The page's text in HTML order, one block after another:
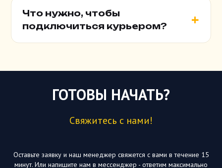
Что нужно, чтобы
подключиться курьером?
ГОТОВЫ НАЧАТЬ?
Свяжитесь с нами!
Оставьте заявку и наш менеджер свяжется с вами в течение 15
минут. Или напишите нам в мессенджер - ответим максимально